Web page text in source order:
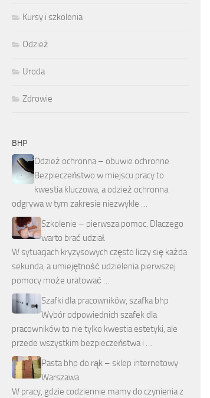
Kursy i szkolenia
Odzież
Uroda
Zdrowie
BHP
Odzież ochronna – obuwie ochronne
Bezpieczeństwo w miejscu pracy to
kwestia kluczowa, a odzież ochronna
odgrywa w tym zakresie niezwykle …
Szkolenie – pierwsza pomoc. Dlaczego
warto brać udział.
W sytuacjach kryzysowych często liczy się każda
sekunda, a umiejętność udzielenia pierwszej
pomocy może uratować …
Szafki dla pracowników, szafka bhp
Wybór odpowiednich szafek dla
pracowników to nie tylko kwestia estetyki, ale
przede wszystkim bezpieczeństwa i …
Pasta bhp do rąk – sklep internetowy
Warszawa
W pracy, gdzie codziennie mamy do czynienia z